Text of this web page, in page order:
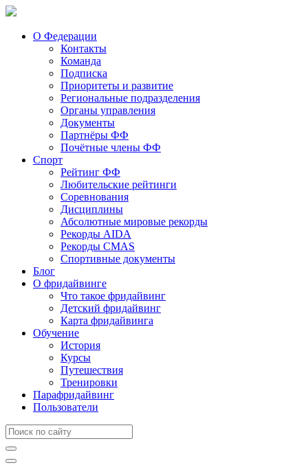
О Федерации
Контакты
Команда
Подписка
Приоритеты и развитие
Региональные подразделения
Органы управления
Документы
Партнёры ФФ
Почётные члены ФФ
Спорт
Рейтинг ФФ
Любительские рейтинги
Соревнования
Дисциплины
Абсолютные мировые рекорды
Рекорды AIDA
Рекорды CMAS
Спортивные документы
Блог
О фридайвинге
Что такое фридайвинг
Детский фридайвинг
Карта фридайвинга
Обучение
История
Курсы
Путешествия
Тренировки
Парафридайвинг
Пользователи